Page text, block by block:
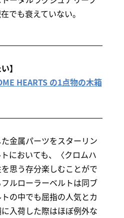
でも衰えていない。
】
HEARTS の1点物の木箱
金属パーツをスターリン
においても、〈クロムハ
思う存分楽しむことがで
ルローラーベルトは同ブ
の中でも屈指の人気とカ
入荷した際はほぼ例外な